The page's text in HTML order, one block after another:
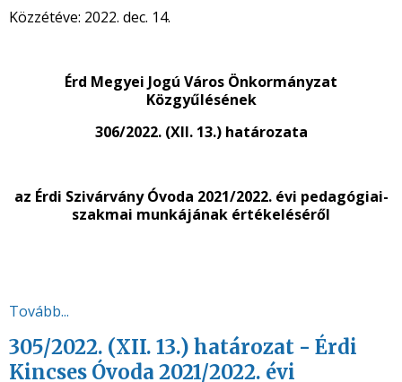
Közzétéve: 2022. dec. 14.
Érd Megyei Jogú Város Önkormányzat
Közgyűlésének
306/2022. (XII. 13.) határozata
az Érdi Szivárvány Óvoda 2021/2022. évi pedagógiai-
szakmai munkájának értékeléséről
Tovább...
305/2022. (XII. 13.) határozat - Érdi
Kincses Óvoda 2021/2022. évi